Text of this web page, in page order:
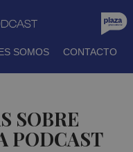
SOMOS CONTACTO
SOBRE
PODCAST